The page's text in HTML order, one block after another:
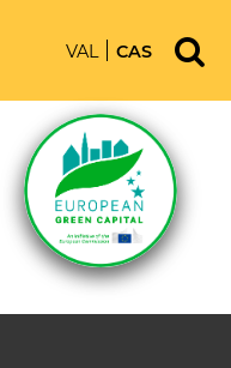
VAL CAS